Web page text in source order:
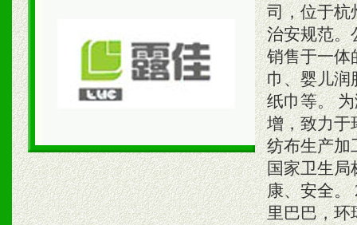
司，位于杭
治安规范。
销售于一体
巾、婴儿润
纸巾等。
增，致力于
纺布生产加
国家卫生局
康、安全。
里巴巴，环